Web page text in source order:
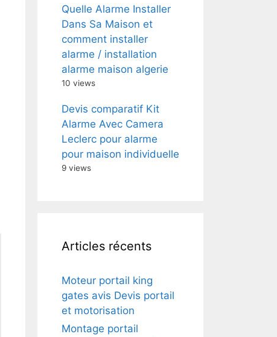
Quelle Alarme Installer
Dans Sa Maison et
comment installer
alarme / installation
alarme maison algerie
10 views
Devis comparatif Kit
Alarme Avec Camera
Leclerc pour alarme
pour maison individuelle
9 views
Articles récents
Moteur portail king
gates avis Devis portail
et motorisation
Montage portail